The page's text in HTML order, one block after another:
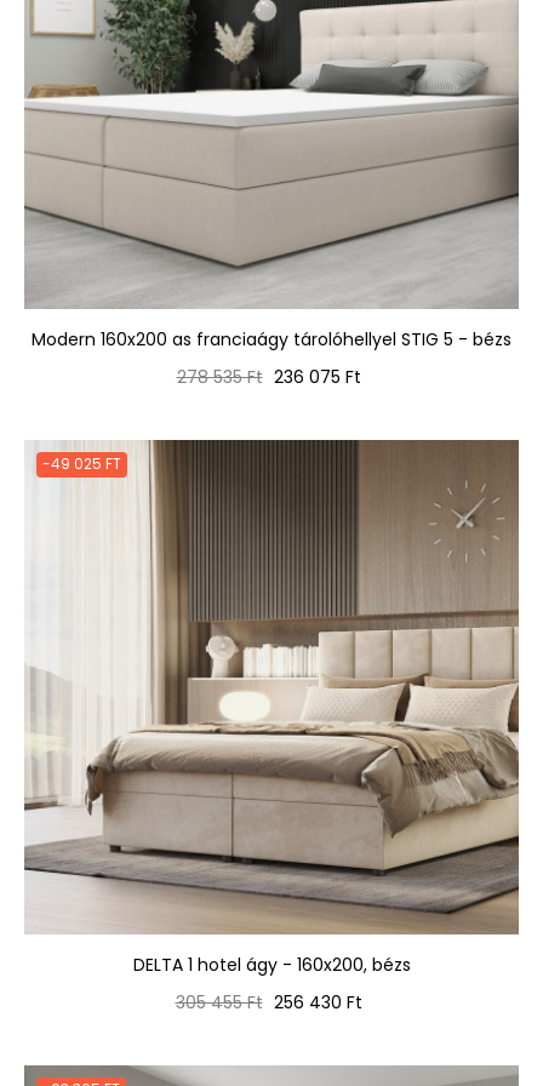
Modern 160x200 as franciaágy tárolóhellyel STIG 5 - bézs
Normál
278 535 Ft Ár
236 075 Ft
-49 025 FT
DELTA 1 hotel ágy - 160x200, bézs
Normál
305 455 Ft Ár
256 430 Ft